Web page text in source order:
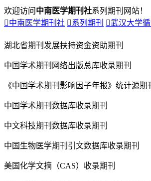
欢迎访问 中南医学期刊社系列期刊网站！
中南医学期刊社 系列期刊 武汉大学
湖北省期刊发展扶持资金资助期刊
中国学术期刊网络出版总库收录期刊
《中国学术期刊影响因子年报》统计源期
中国学术期刊数据库收录期刊
中文科技期刊数据库收录期刊
中国生物医学期刊引文数据库收录期刊
美国化学文摘（CAS）收录期刊